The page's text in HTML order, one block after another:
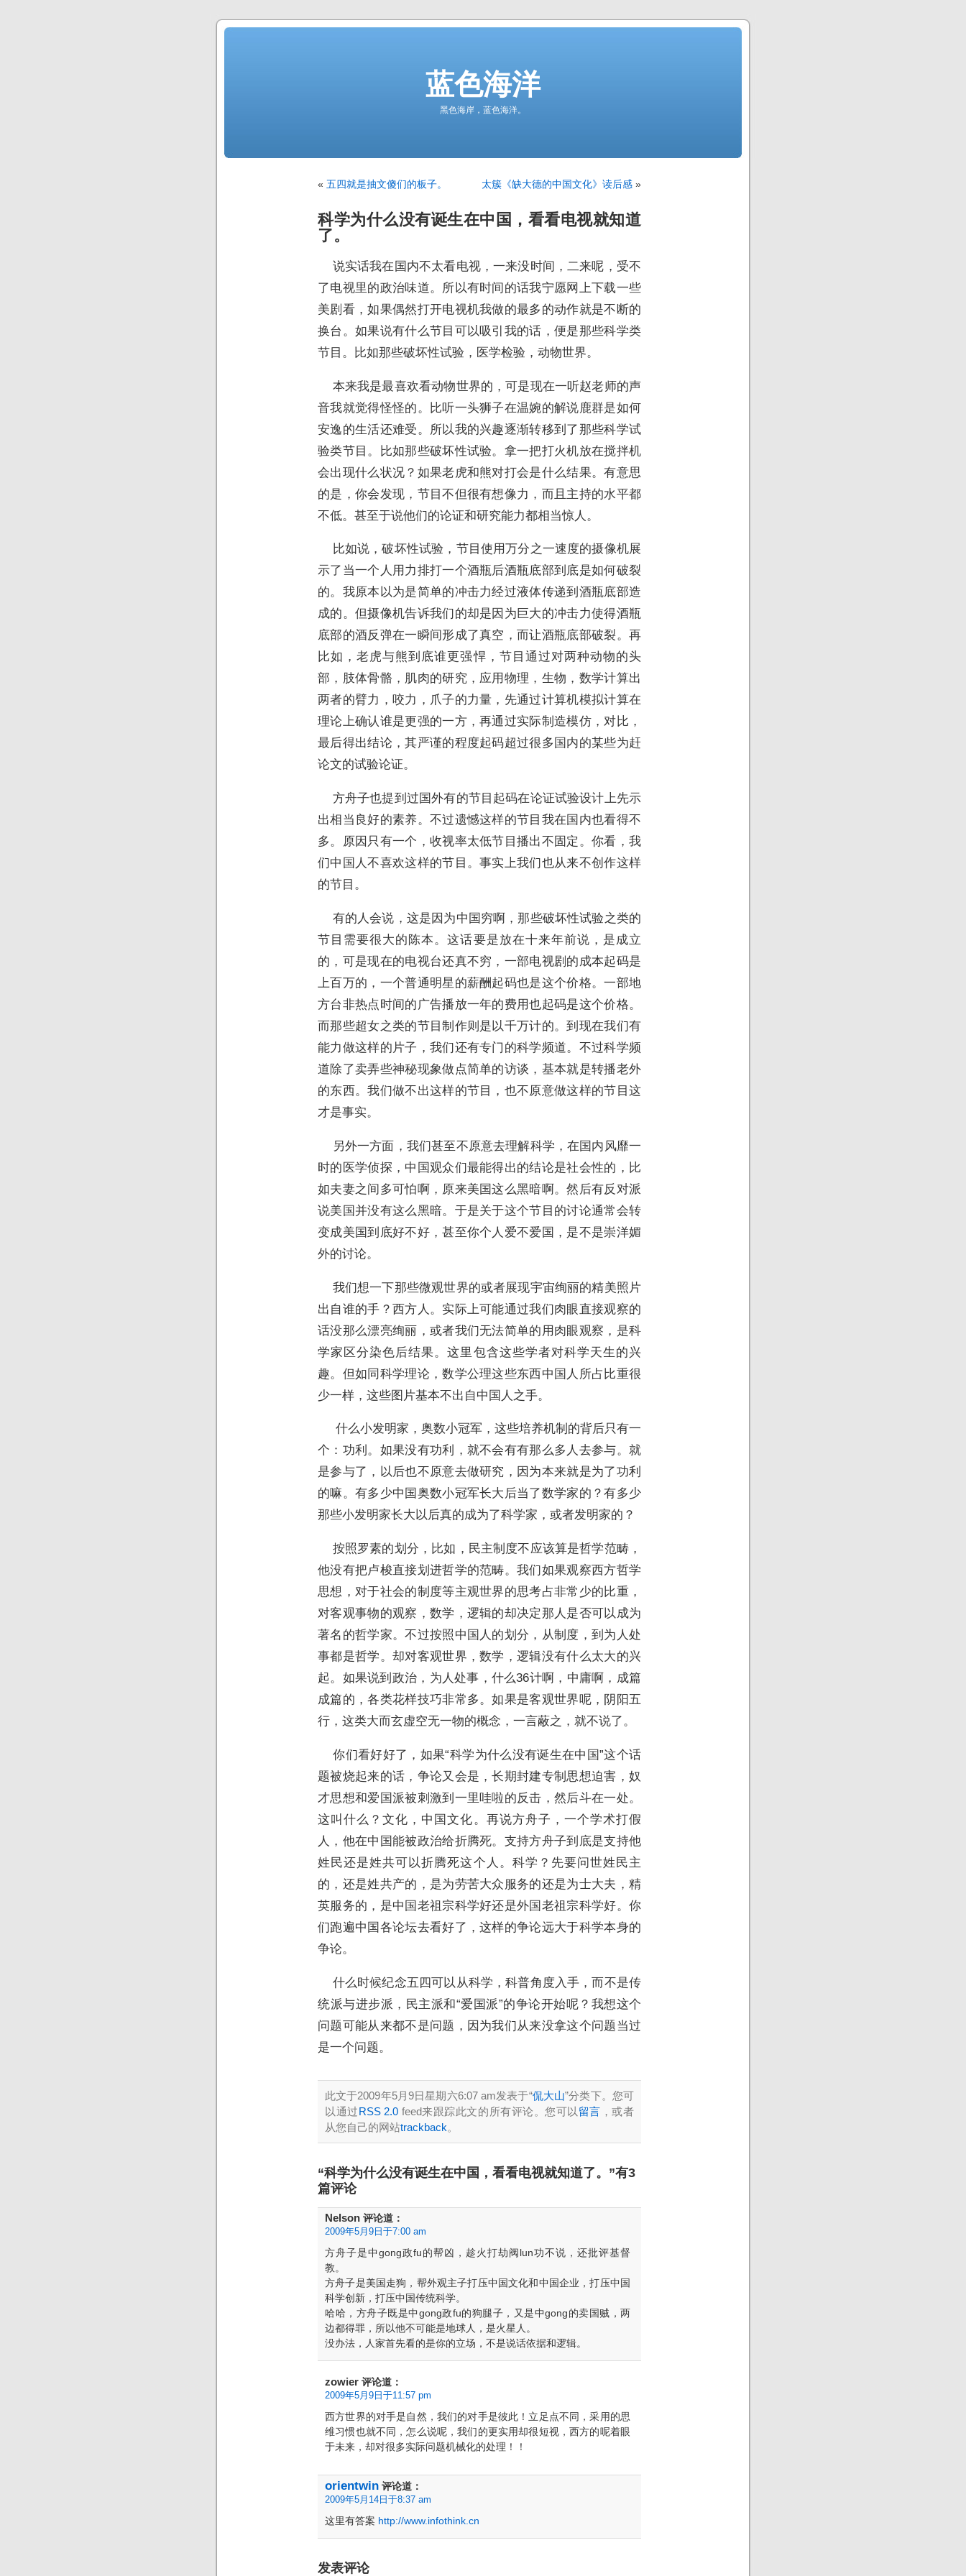
蓝色海洋
黑色海岸，蓝色海洋。
« 五四就是抽文傻们的板子。 太簇《缺大德的中国文化》读后感 »
科学为什么没有诞生在中国，看看电视就知道
了。
说实话我在国内不太看电视，一来没时间，二来呢，受不
了电视里的政治味道。所以有时间的话我宁愿网上下载一些
美剧看，如果偶然打开电视机我做的最多的动作就是不断的
换台。如果说有什么节目可以吸引我的话，便是那些科学类
节目。比如那些破坏性试验，医学检验，动物世界。
本来我是最喜欢看动物世界的，可是现在一听赵老师的声
音我就觉得怪怪的。比听一头狮子在温婉的解说鹿群是如何
安逸的生活还难受。所以我的兴趣逐渐转移到了那些科学试
验类节目。比如那些破坏性试验。拿一把打火机放在搅拌机
会出现什么状况？如果老虎和熊对打会是什么结果。有意思
的是，你会发现，节目不但很有想像力，而且主持的水平都
不低。甚至于说他们的论证和研究能力都相当惊人。
比如说，破坏性试验，节目使用万分之一速度的摄像机展
示了当一个人用力排打一个酒瓶后酒瓶底部到底是如何破裂
的。我原本以为是简单的冲击力经过液体传递到酒瓶底部造
成的。但摄像机告诉我们的却是因为巨大的冲击力使得酒瓶
底部的酒反弹在一瞬间形成了真空，而让酒瓶底部破裂。再
比如，老虎与熊到底谁更强悍，节目通过对两种动物的头
部，肢体骨骼，肌肉的研究，应用物理，生物，数学计算出
两者的臂力，咬力，爪子的力量，先通过计算机模拟计算在
理论上确认谁是更强的一方，再通过实际制造模仿，对比，
最后得出结论，其严谨的程度起码超过很多国内的某些为赶
论文的试验论证。
方舟子也提到过国外有的节目起码在论证试验设计上先示
出相当良好的素养。不过遗憾这样的节目我在国内也看得不
多。原因只有一个，收视率太低节目播出不固定。你看，我
们中国人不喜欢这样的节目。事实上我们也从来不创作这样
的节目。
有的人会说，这是因为中国穷啊，那些破坏性试验之类的
节目需要很大的陈本。这话要是放在十来年前说，是成立
的，可是现在的电视台还真不穷，一部电视剧的成本起码是
上百万的，一个普通明星的薪酬起码也是这个价格。一部地
方台非热点时间的广告播放一年的费用也起码是这个价格。
而那些超女之类的节目制作则是以千万计的。到现在我们有
能力做这样的片子，我们还有专门的科学频道。不过科学频
道除了卖弄些神秘现象做点简单的访谈，基本就是转播老外
的东西。我们做不出这样的节目，也不原意做这样的节目这
才是事实。
另外一方面，我们甚至不原意去理解科学，在国内风靡一
时的医学侦探，中国观众们最能得出的结论是社会性的，比
如夫妻之间多可怕啊，原来美国这么黑暗啊。然后有反对派
说美国并没有这么黑暗。于是关于这个节目的讨论通常会转
变成美国到底好不好，甚至你个人爱不爱国，是不是崇洋媚
外的讨论。
我们想一下那些微观世界的或者展现宇宙绚丽的精美照片
出自谁的手？西方人。实际上可能通过我们肉眼直接观察的
话没那么漂亮绚丽，或者我们无法简单的用肉眼观察，是科
学家区分染色后结果。这里包含这些学者对科学天生的兴
趣。但如同科学理论，数学公理这些东西中国人所占比重很
少一样，这些图片基本不出自中国人之手。
什么小发明家，奥数小冠军，这些培养机制的背后只有一
个：功利。如果没有功利，就不会有有那么多人去参与。就
是参与了，以后也不原意去做研究，因为本来就是为了功利
的嘛。有多少中国奥数小冠军长大后当了数学家的？有多少
那些小发明家长大以后真的成为了科学家，或者发明家的？
按照罗素的划分，比如，民主制度不应该算是哲学范畴，
他没有把卢梭直接划进哲学的范畴。我们如果观察西方哲学
思想，对于社会的制度等主观世界的思考占非常少的比重，
对客观事物的观察，数学，逻辑的却决定那人是否可以成为
著名的哲学家。不过按照中国人的划分，从制度，到为人处
事都是哲学。却对客观世界，数学，逻辑没有什么太大的兴
起。如果说到政治，为人处事，什么36计啊，中庸啊，成篇
成篇的，各类花样技巧非常多。如果是客观世界呢，阴阳五
行，这类大而玄虚空无一物的概念，一言蔽之，就不说了。
你们看好好了，如果“科学为什么没有诞生在中国”这个话
题被烧起来的话，争论又会是，长期封建专制思想迫害，奴
才思想和爱国派被刺激到一里哇啦的反击，然后斗在一处。
这叫什么？文化，中国文化。再说方舟子，一个学术打假
人，他在中国能被政治给折腾死。支持方舟子到底是支持他
姓民还是姓共可以折腾死这个人。科学？先要问世姓民主
的，还是姓共产的，是为劳苦大众服务的还是为士大夫，精
英服务的，是中国老祖宗科学好还是外国老祖宗科学好。你
们跑遍中国各论坛去看好了，这样的争论远大于科学本身的
争论。
什么时候纪念五四可以从科学，科普角度入手，而不是传
统派与进步派，民主派和“爱国派”的争论开始呢？我想这个
问题可能从来都不是问题，因为我们从来没拿这个问题当过
是一个问题。
此文于2009年5月9日星期六6:07 am发表于“侃大山”分类下。您可
以通过RSS 2.0 feed来跟踪此文的所有评论。您可以 留言 ，或者
从您自己的网站trackback。
“科学为什么没有诞生在中国，看看电视就知道了。”有3
篇评论
Nelson 评论道：
2009年5月9日于7:00 am
方舟子是中gong政fu的帮凶，趁火打劫阀lun功不说，还批评基督
教。
方舟子是美国走狗，帮外观主子打压中国文化和中国企业，打压中国
科学创新，打压中国传统科学。
哈哈，方舟子既是中gong政fu的狗腿子，又是中gong的卖国贼，两
边都得罪，所以他不可能是地球人，是火星人。
没办法，人家首先看的是你的立场，不是说话依据和逻辑。
zowier 评论道：
2009年5月9日于11:57 pm
西方世界的对手是自然，我们的对手是彼此！立足点不同，采用的思
维习惯也就不同，怎么说呢，我们的更实用却很短视，西方的呢着眼
于未来，却对很多实际问题机械化的处理！！
orientwin 评论道：
2009年5月14日于8:37 am
这里有答案 http://www.infothink.cn
发表评论